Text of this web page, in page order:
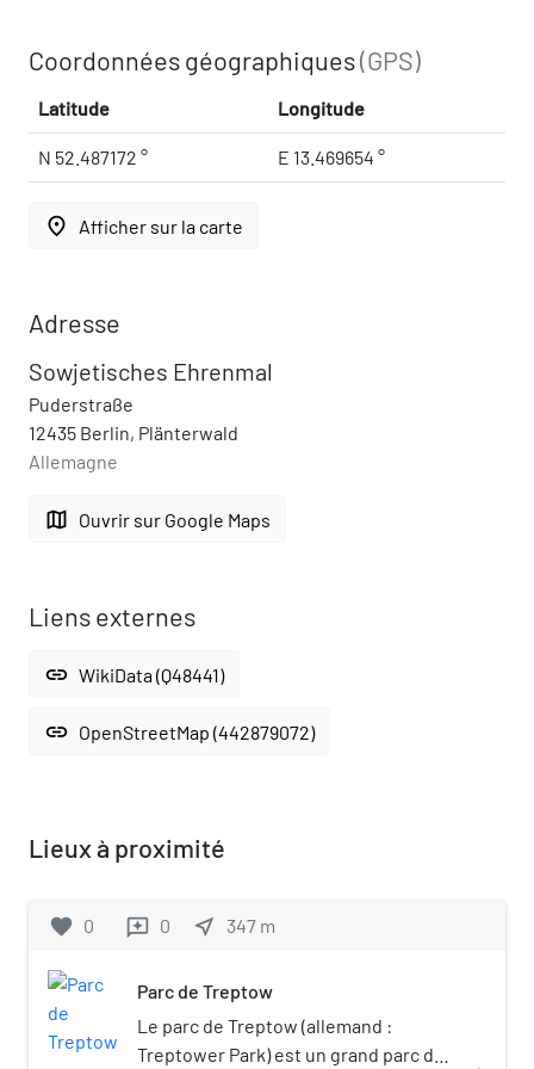
Coordonnées géographiques(GPS)
Latitude Longitude
N 52.487172 ° E 13.469654 °
place Afficher sur la carte
Adresse
Sowjetisches Ehrenmal
Puderstraße
12435 Berlin, Plänterwald
Allemagne
map Ouvrir sur Google Maps
Liens externes
link WikiData (Q48441)
link OpenStreetMap (442879072)
Lieux à proximité
favorite 0 reviews 0 near_me 347 m
Parc de Treptow
Le parc de Treptow (allemand :
Treptower Park) est un grand parc de